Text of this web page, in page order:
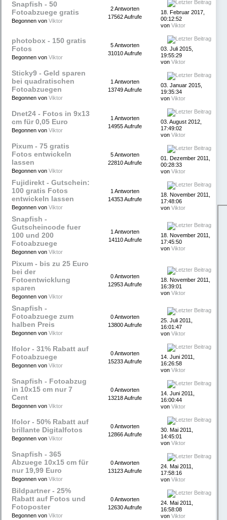
Snapfish - 50
Fotoabzuege gratis
Begonnen von Viktor
2 Antworten
17562 Aufrufe
18. Februar 2017,
00:12:52
von Viktor
photobox - 150 gratis
Fotos
Begonnen von Viktor
5 Antworten
31010 Aufrufe
03. Juli 2015,
19:55:29
von Viktor
Sticky9 - Geld sparen
bei quadratischen
Fotoabzuegen
Begonnen von Viktor
1 Antworten
13749 Aufrufe
03. Januar 2015,
19:35:34
von Viktor
Dnet24 - Fotos in 9x13
cm für 0,05 Euro
Begonnen von Viktor
1 Antworten
14955 Aufrufe
03. August 2012,
17:49:02
von Viktor
Pixum - 75 gratis
Fotos entwickeln
lassen
Begonnen von Viktor
5 Antworten
22810 Aufrufe
01. Dezember 2011,
00:28:33
von Viktor
Fujidirekt - Gutschein:
100 gratis Fotos
entwickeln lassen
Begonnen von Viktor
1 Antworten
14353 Aufrufe
18. November 2011,
17:48:06
von Viktor
Snapfish -
Gutscheincode fuer
100 und 200
Fotoabzuege
Begonnen von Viktor
1 Antworten
14110 Aufrufe
18. November 2011,
17:45:50
von Viktor
Pixum - bis zu 25 Euro
bei der
Fotoentwicklung
sparen
Begonnen von Viktor
0 Antworten
12953 Aufrufe
18. November 2011,
16:39:01
von Viktor
Snapfish -
Fotoabzuege zum
halben Preis
Begonnen von Viktor
0 Antworten
13800 Aufrufe
25. Juli 2011,
16:01:47
von Viktor
Ifolor - 31% Rabatt auf
Fotoabzuege
Begonnen von Viktor
0 Antworten
15233 Aufrufe
14. Juni 2011,
16:26:58
von Viktor
Snapfish - Fotoabzug
in 10x15 cm nur 7
Cent
Begonnen von Viktor
0 Antworten
13218 Aufrufe
14. Juni 2011,
16:00:44
von Viktor
Ifolor - 50% Rabatt auf
brillante Digitalfotos
Begonnen von Viktor
0 Antworten
12866 Aufrufe
30. Mai 2011,
14:45:01
von Viktor
Snapfish - 365
Abzuege 10x15 cm für
nur 19,99 Euro
Begonnen von Viktor
0 Antworten
13123 Aufrufe
24. Mai 2011,
17:58:16
von Viktor
Bildpartner - 25%
Rabatt auf Fotos und
Fotoposter
Begonnen von Viktor
0 Antworten
12630 Aufrufe
24. Mai 2011,
16:58:08
von Viktor